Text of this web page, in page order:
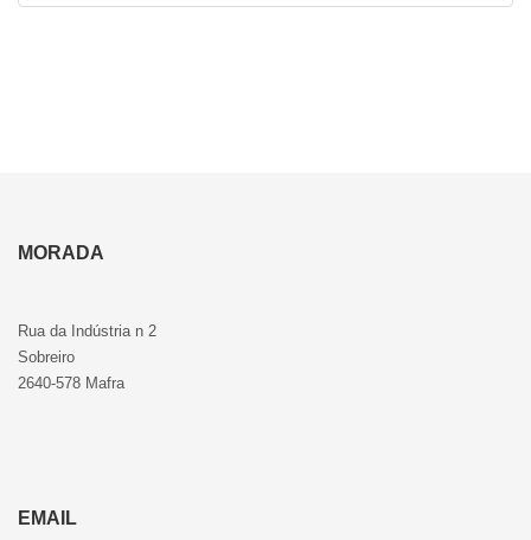
MORADA
Rua da Indústria n 2
Sobreiro
2640-578 Mafra
EMAIL